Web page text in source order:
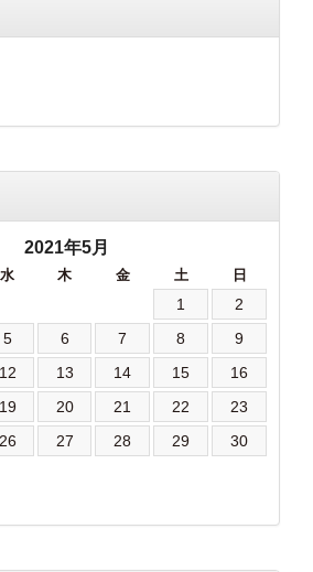
2021年5月
水 木 金 土 日
1
2
5 6 7 8
9
12 13 14 15
16
19 20 21 22
23
26 27 28 29
30